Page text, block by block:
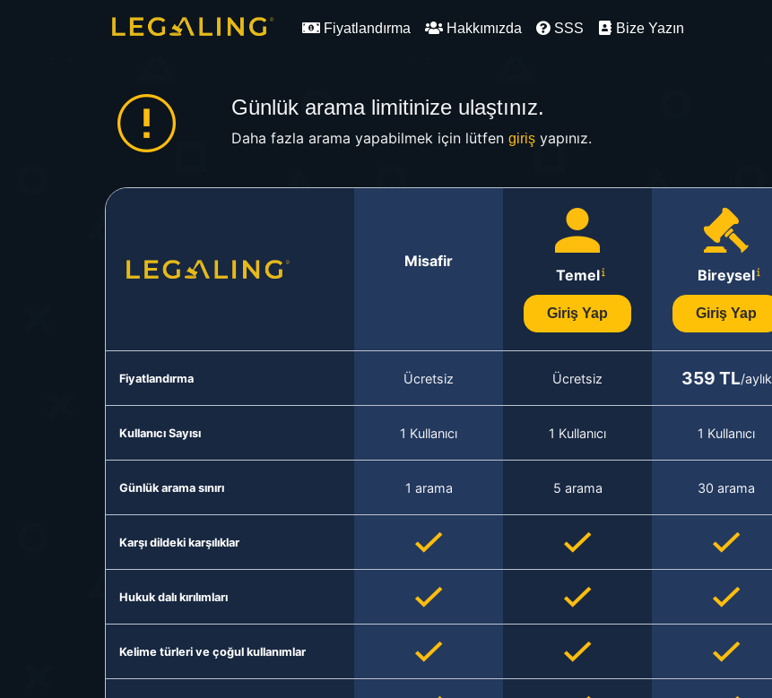
Fiyatlandırma Hakkımızda SSS Bize Yazın
Günlük arama limitinize ulaştınız.
Daha fazla arama yapabilmek için lütfen girişyapınız.
Misafir
Temel
Giriş Yap
Bireysel
Giriş Yap
Fiyatlandırma Ücretsiz Ücretsiz 359 TL/aylık
Kullanıcı Sayısı 1 Kullanıcı 1 Kullanıcı 1 Kullanıcı
Günlük arama sınırı 1 arama 5 arama 30 arama
Karşı dildeki karşılıklar
Hukuk dalı kırılımları
Kelime türleri ve çoğul kullanımlar